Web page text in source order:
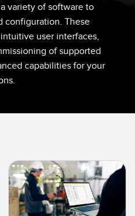
variety of software to
configuration. These
user interfaces,
of supported
capabilities for your